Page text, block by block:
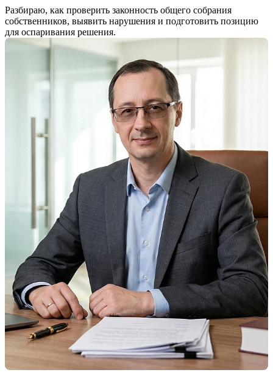
Разбираю, как проверить законность общего собрания
собственников, выявить нарушения и подготовить позицию
для оспаривания решения.